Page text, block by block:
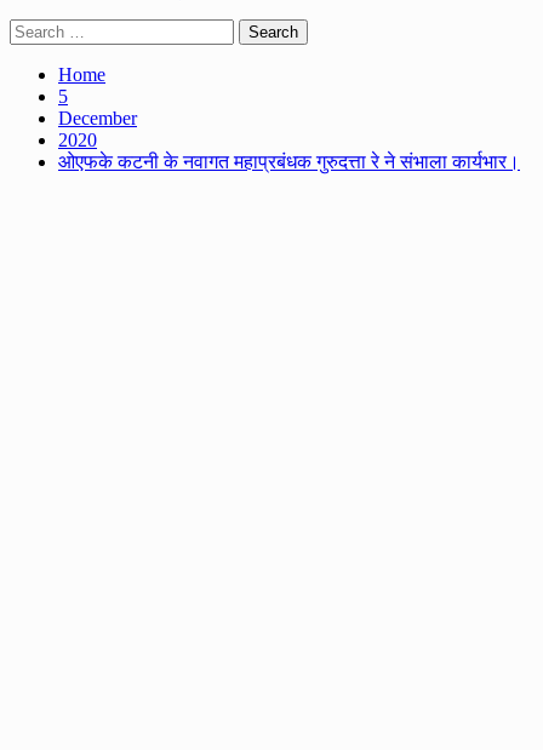
Search
for:
Home
5
December
2020
ओएफके कटनी के नवागत महाप्रबंधक गुरुदत्ता रे ने संभाला कार्यभार।